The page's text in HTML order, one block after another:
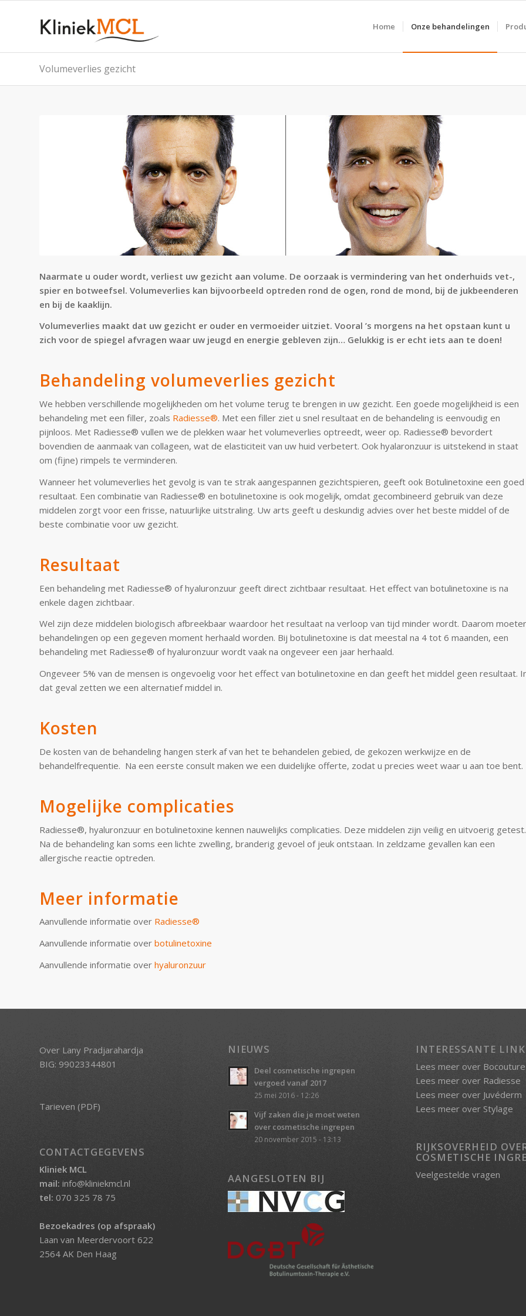
Home Onze behandelingen
Volumeverlies gezicht
Naarmate u ouder wordt, verliest uw gezicht aan volume. De oorzaak is vermindering van het onderhuids vet-,
spier en botweefsel. Volumeverlies kan bijvoorbeeld optreden rond de ogen, rond de mond, bij de jukbeenderen
en bij de kaaklijn.
Volumeverlies maakt dat uw gezicht er ouder en vermoeider uitziet. Vooral ’s morgens na het opstaan kunt u
zich voor de spiegel afvragen waar uw jeugd en energie gebleven zijn… Gelukkig is er echt iets aan te doen!
Behandeling volumeverlies gezicht
We hebben verschillende mogelijkheden om het volume terug te brengen in uw gezicht. Een goede mogelijkheid is een
behandeling met een filler, zoals Radiesse®. Met een filler ziet u snel resultaat en de behandeling is eenvoudig en
pijnloos. Met Radiesse® vullen we de plekken waar het volumeverlies optreedt, weer op. Radiesse® bevordert
bovendien de aanmaak van collageen, wat de elasticiteit van uw huid verbetert. Ook hyalaronzuur is uitstekend in staat
om (fijne) rimpels te verminderen.
Wanneer het volumeverlies het gevolg is van te strak aangespannen gezichtspieren, geeft ook Botulinetoxine een goed
resultaat. Een combinatie van Radiesse® en botulinetoxine is ook mogelijk, omdat gecombineerd gebruik van deze
middelen zorgt voor een frisse, natuurlijke uitstraling. Uw arts geeft u deskundig advies over het beste middel of de
beste combinatie voor uw gezicht.
Resultaat
Een behandeling met Radiesse® of hyaluronzuur geeft direct zichtbaar resultaat. Het effect van botulinetoxine is na
enkele dagen zichtbaar.
Wel zijn deze middelen biologisch afbreekbaar waardoor het resultaat na verloop van tijd minder wordt. Daarom
behandelingen op een gegeven moment herhaald worden. Bij botulinetoxine is dat meestal na 4 tot 6 maanden, een
behandeling met Radiesse® of hyaluronzuur wordt vaak na ongeveer een jaar herhaald.
Ongeveer 5% van de mensen is ongevoelig voor het effect van botulinetoxine en dan geeft het middel geen resultaat.
dat geval zetten we een alternatief middel in.
Kosten
De kosten van de behandeling hangen sterk af van het te behandelen gebied, de gekozen werkwijze en de
behandelfrequentie. Na een eerste consult maken we een duidelijke offerte, zodat u precies weet waar u aan toe bent.
Mogelijke complicaties
Radiesse®, hyaluronzuur en botulinetoxine kennen nauwelijks complicaties. Deze middelen zijn veilig en uitvoerig getest.
Na de behandeling kan soms een lichte zwelling, branderig gevoel of jeuk ontstaan. In zeldzame gevallen kan een
allergische reactie optreden.
Meer informatie
Aanvullende informatie over Radiesse®
Aanvullende informatie over botulinetoxine
Aanvullende informatie over hyaluronzuur
Over Lany Pradjarahardja
BIG: 99023344801
Tarieven (PDF)
CONTACTGEGEVENS
Kliniek MCL
mail: info@kliniekmcl.nl
tel: 070 325 78 75
Bezoekadres (op afspraak)
Laan van Meerdervoort 622
2564 AK Den Haag
NIEUWS
Deel cosmetische ingrepen
vergoed vanaf 2017
25 mei 2016 - 12:26
Vijf zaken die je moet weten
over cosmetische ingrepen
20 november 2015 - 13:13
AANGESLOTEN BIJ
INTERESSANTE
Lees meer over Bocouture
Lees meer over Radiesse
Lees meer over Juvéderm
Lees meer over Stylage
RIJKSOVERHEID
COSMETISCHE
Veelgestelde vragen